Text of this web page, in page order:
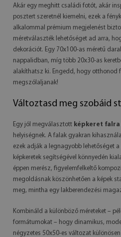
Akár egy meghitt családi fotót, akár
posztert szeretnél kiemelni, ezek a
alkalommal prémium megjelenést
méretválaszték lehetőséget ad arra,
dekorációt. Egy 70x100-as méretű
nappalidban, míg több 20x30-as
alakíthatsz ki. Engedd, hogy otthonod
megszólaljanak!
Változtasd meg szobáid
Egy jól megválasztott képkeret falra
helyiségnek. A falak gyakran
ezek adják a legnagyobb lehetőséget
képkeretek segítségével könnyedén
éppen merész, figyelemfelkeltő
megoldásnak köszönhetően a képek
meg, mintha egy lakberendezési
Kombináld a különböző méreteket –
formátumokat – hogy dinamikus,
négyzetes 50x50-es változat